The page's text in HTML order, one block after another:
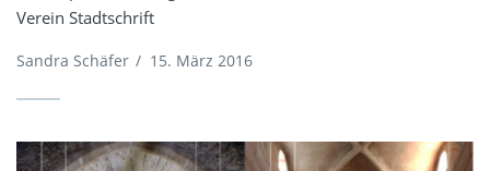
Verein Stadtschrift
Sandra Schäfer / 15. März 2016